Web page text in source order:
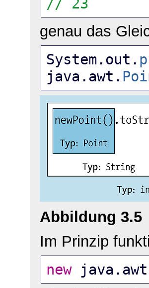
// 23
genau das
System.out.
java.awt.
Abbildung 3.5
Im Prinzip
new